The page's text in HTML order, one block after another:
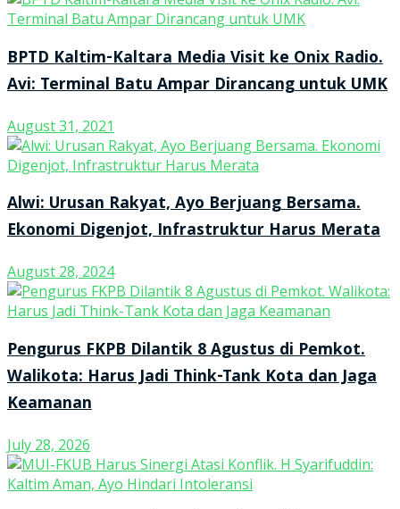
BPTD Kaltim-Kaltara Media Visit ke Onix Radio.
Avi: Terminal Batu Ampar Dirancang untuk UMK
August 31, 2021
Alwi: Urusan Rakyat, Ayo Berjuang Bersama.
Ekonomi Digenjot, Infrastruktur Harus Merata
August 28, 2024
Pengurus FKPB Dilantik 8 Agustus di Pemkot.
Walikota: Harus Jadi Think-Tank Kota dan Jaga
Keamanan
July 28, 2026